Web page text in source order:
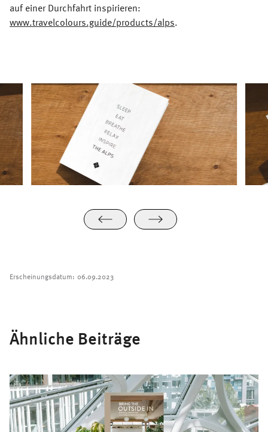
auf einer Durchfahrt inspirieren:
www.travelcolours.guide/products/alps.
Erscheinungsdatum: 06.09.2023
Ähnliche Beiträge